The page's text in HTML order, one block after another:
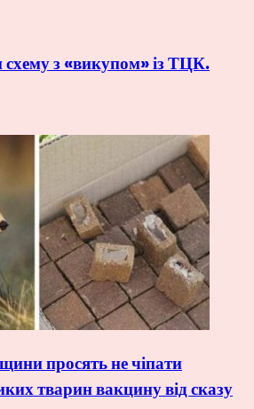
з «викупом» із ТЦК.
просять не чіпати
тварин вакцину від сказу